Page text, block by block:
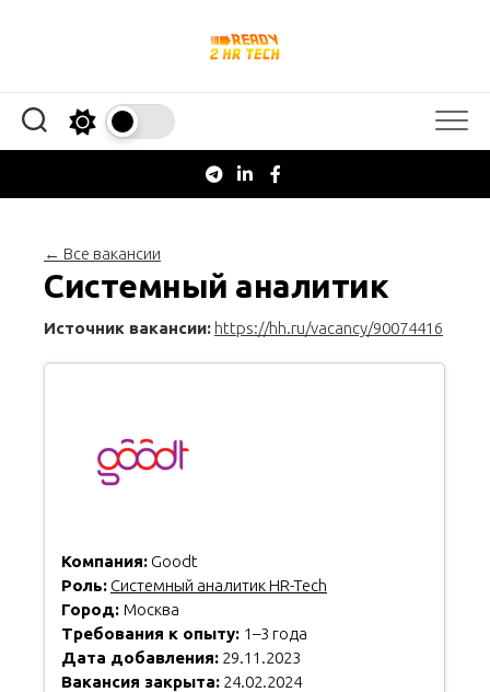
← Все вакансии
Системный аналитик
Источник вакансии: https://hh.ru/vacancy/90074416
Компания: Goodt
Роль: Системный аналитик HR-Tech
Город: Москва
Требования к опыту: 1–3 года
Дата добавления: 29.11.2023
Вакансия закрыта: 24.02.2024